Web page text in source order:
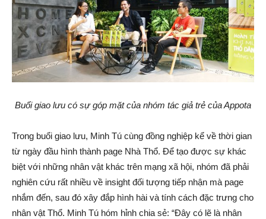
Buổi giao lưu có sự góp mặt của nhóm tác giả trẻ của Appota
Trong buổi giao lưu, Minh Tú cùng đồng nghiệp kể về thời gian
từ ngày đầu hình thành page Nhà Thổ. Để tạo được sự khác
biệt với những nhân vật khác trên mạng xã hội, nhóm đã phải
nghiên cứu rất nhiều về insight đối tượng tiếp nhận mà page
nhắm đến, sau đó xây đắp hình hài và tính cách đặc trưng cho
nhân vật Thổ. Minh Tú hóm hỉnh chia sẻ: “Đây có lẽ là nhân